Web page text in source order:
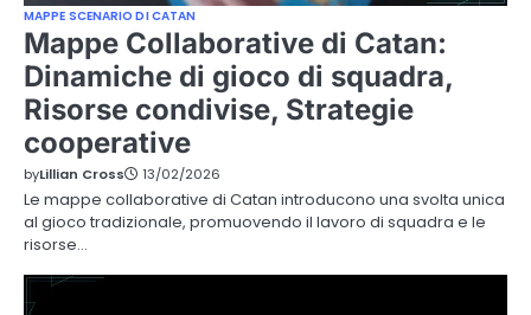
MAPPE SCENARIO DI CATAN
Mappe Collaborative di Catan:
Dinamiche di gioco di squadra,
Risorse condivise, Strategie
cooperative
byLillian Cross 13/02/2026
Le mappe collaborative di Catan introducono una svolta unica
al gioco tradizionale, promuovendo il lavoro di squadra e le
risorse…